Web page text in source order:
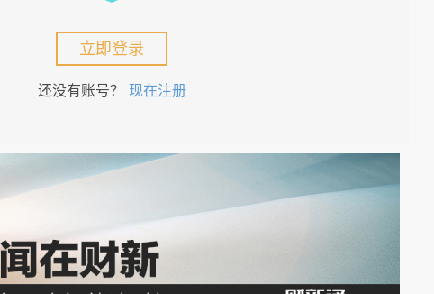
"另一个老公"这个轻浮的比喻，触了公众的敏感神经。
不是道德堕落。母校用"严重抵牾立德树人育人理念"来
失误上升到了品德问题。这种定性本身，才是真正值得
立即登录
还没有账号？ 现在注册